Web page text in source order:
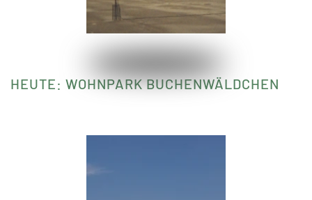
HEUTE: WOHNPARK BUCHENWÄLDCHEN